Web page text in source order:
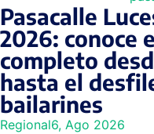
Pasacalle
2026: conoce
completo
hasta el
bailarines
Regional6, Ago 2026